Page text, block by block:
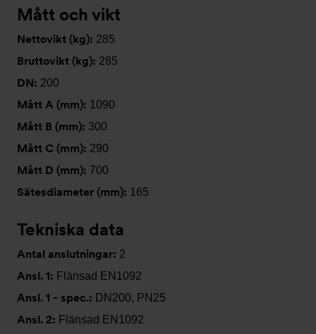
Mått och vikt
Nettovikt (kg): 285
Bruttovikt (kg): 285
DN: 200
Mått A (mm): 1090
Mått B (mm): 300
Mått C (mm): 290
Mått D (mm): 700
Sätesdiameter (mm): 165
Tekniska data
Antal anslutningar: 2
Ansl. 1: Flänsad EN1092
Ansl. 1 - spec.: DN200, PN25
Ansl. 2: Flänsad EN1092